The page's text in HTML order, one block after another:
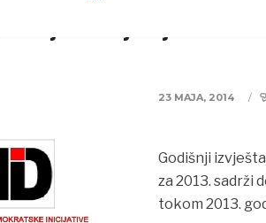
23 MAJA, 2014 /
Godišnji
za 2013. sadrži
tokom 2013.